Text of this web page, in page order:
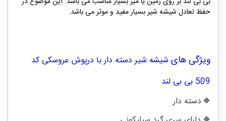
حفظ تعادل شیشه شیر بسیار مفید و موثر می باشد.
ویژگی های شیشه شیر دسته دار با درپوش عروسکی کد
509 بی بی لند
🔷 دسته دار